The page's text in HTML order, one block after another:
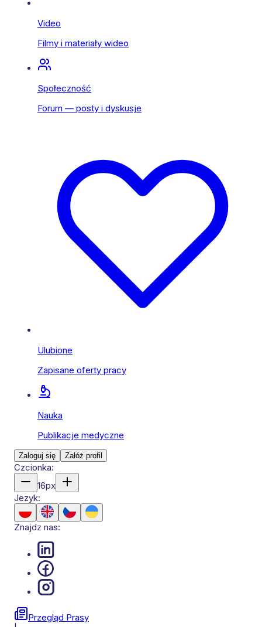
Video
Filmy i materiały wideo
Społeczność
Forum — posty i dyskusje
Ulubione
Zapisane oferty pracy
Nauka
Publikacje medyczne
Zaloguj się Załóż profil
Czcionka:
16px
Jezyk:
Znajdz nas:
Przegląd Prasy